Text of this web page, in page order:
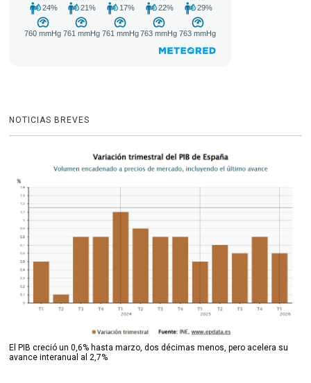
NOTICIAS BREVES
El PIB creció un 0,6% hasta marzo, dos décimas menos, pero acelera su
avance interanual al 2,7%